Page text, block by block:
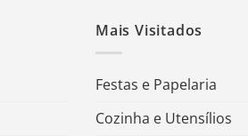
Mais Visitados
Festas e Papelaria
Cozinha e Utensílios